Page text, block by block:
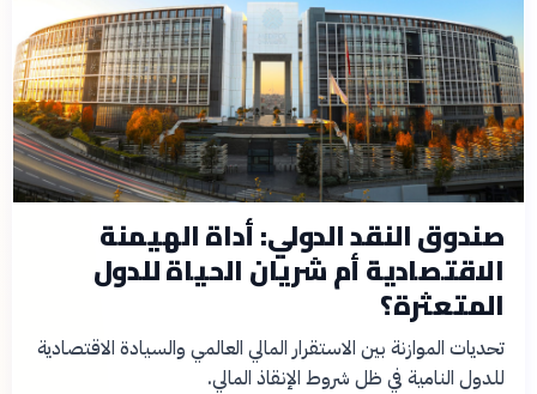
صندوق النقد الدولي: أداة الهيمنة
الاقتصادية أم شريان الحياة للدول
المتعثرة؟
تحديات الموازنة بين الاستقرار المالي العالمي والسيادة الاقتصادية
للدول النامية في ظل شروط الإنقاذ المالي.